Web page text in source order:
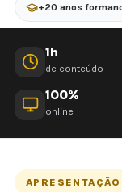
+20 anos
1h
de conteúdo
100%
online
APRESENTAÇÃO